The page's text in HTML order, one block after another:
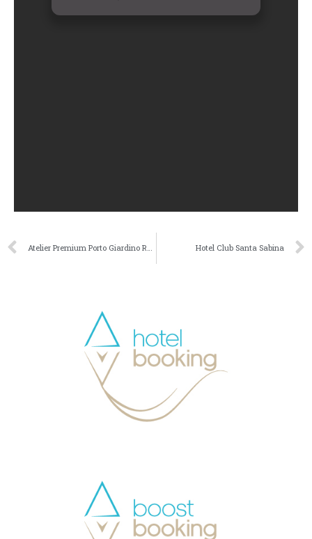
Atelier Premium Porto Giardino Resort Hotel Club Santa Sabina